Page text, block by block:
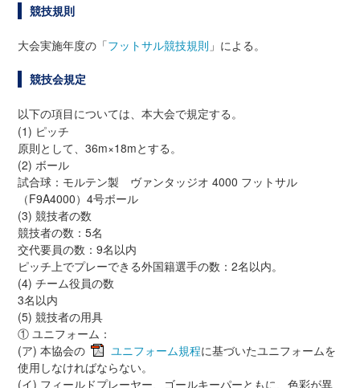
競技規則
大会実施年度の「フットサル競技規則 」による。
競技会規定
以下の項目については、本大会で規定する。
(1) ピッチ
原則として、36m×18mとする。
(2) ボール
試合球：モルテン製 ヴァンタッジオ 4000 フットサル
（F9A4000）4号ボール
(3) 競技者の数
競技者の数：5名
交代要員の数：9名以内
ピッチ上でプレーできる外国籍選手の数：2名以内。
(4) チーム役員の数
3名以内
(5) 競技者の用具
① ユニフォーム：
(ア) 本協会の
ユニフォーム規程に基づいたユニフォームを
使用しなければならない。
(イ) フィールドプレーヤー、ゴールキーパーともに、色彩が異